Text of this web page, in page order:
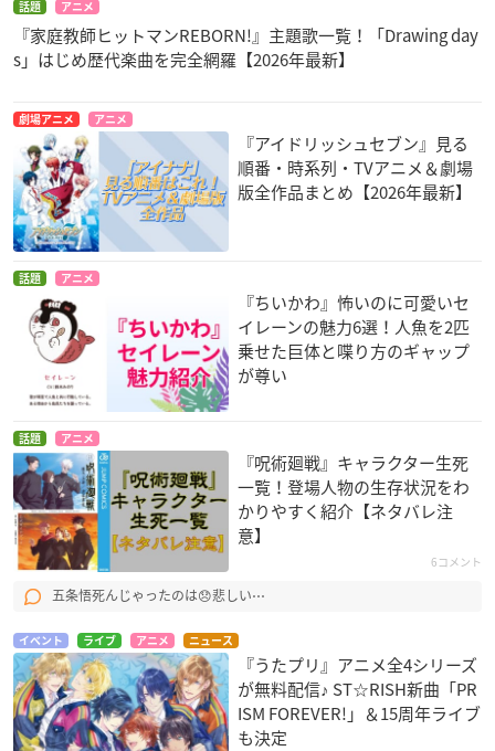
話題 アニメ
『家庭教師ヒットマンREBORN!』主題歌一覧！「Drawing day
s」はじめ歴代楽曲を完全網羅【2026年最新】
劇場アニメ アニメ
『アイドリッシュセブン』見る
順番・時系列・TVアニメ＆劇場
版全作品まとめ【2026年最新】
話題 アニメ
『ちいかわ』怖いのに可愛いセ
イレーンの魅力6選！人魚を2匹
乗せた巨体と喋り方のギャップ
が尊い
話題 アニメ
『呪術廻戦』キャラクター生死
一覧！登場人物の生存状況をわ
かりやすく紹介【ネタバレ注
意】
6コメント
五条悟死んじゃったのは😞悲しい⋯
イベント ライブ アニメ ニュース
『うたプリ』アニメ全4シリーズ
が無料配信♪ ST☆RISH新曲「PR
ISM FOREVER!」＆15周年ライブ
も決定